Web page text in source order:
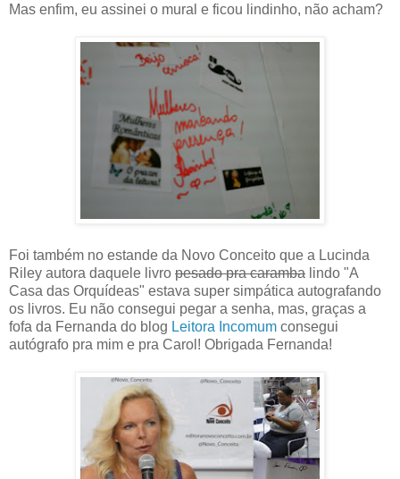
Mas enfim, eu assinei o mural e ficou lindinho, não acham?
Foi também no estande da Novo Conceito que a Lucinda
Riley autora daquele livro pesado pra caramba lindo "A
Casa das Orquídeas" estava super simpática autografando
os livros. Eu não consegui pegar a senha, mas, graças a
fofa da Fernanda do blog Leitora Incomum consegui
autógrafo pra mim e pra Carol! Obrigada Fernanda!